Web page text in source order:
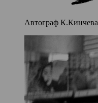
Автограф К.Кинчева